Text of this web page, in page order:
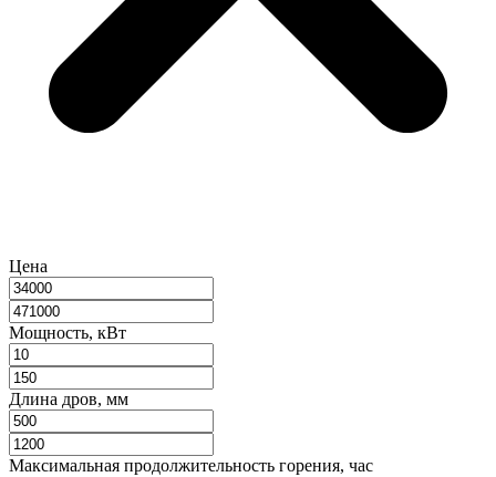
Цена
Мощность, кВт
Длина дров, мм
Максимальная продолжительность горения, час